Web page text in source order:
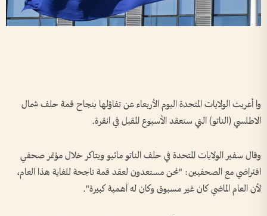
وا أعربت الولايات المتحدة اليوم الأربعاء عن تفاؤلها بنجاح قمة حلف شمال
الاطلسي (الناتو) التي ستعقد الأسبوع المقبل في انقرة.
وقال سفير الولايات المتحدة في حلف الناتو ماثيو ويتاكر خلال مؤتمر صحفي
افتراضي مع الصحفيين: "نحن مستعدون لعقد قمة ناجحة للغاية هذا العام،
لأن العام الماضي كان غير مسبوق وكان له أهمية كبيرة".